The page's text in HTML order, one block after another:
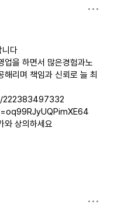
니다
을 하면서 많은경험과노
리며 책임과 신뢰로 늘 최
와 상의하세요